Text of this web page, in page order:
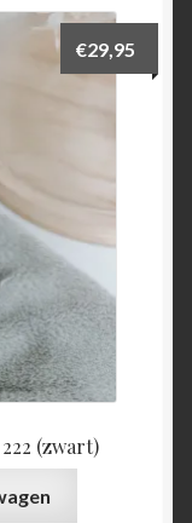
(zwart)
€29,95